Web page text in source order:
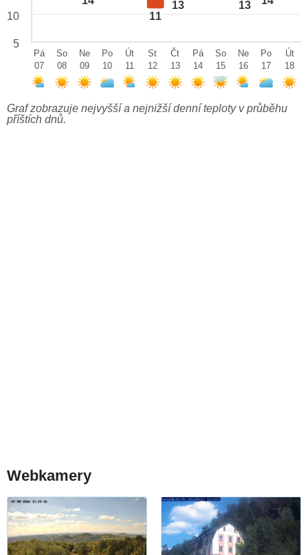
11
13 13
10
5
Pá
07
So
08
Ne
09
Po
10
Út
11
St
12
Čt
13
Pá
14
So
15
Ne
16
Po
17
Út
18
Graf zobrazuje nejvyšší a nejnižší denní teploty v průběhu
příštích dnů.
Webkamery